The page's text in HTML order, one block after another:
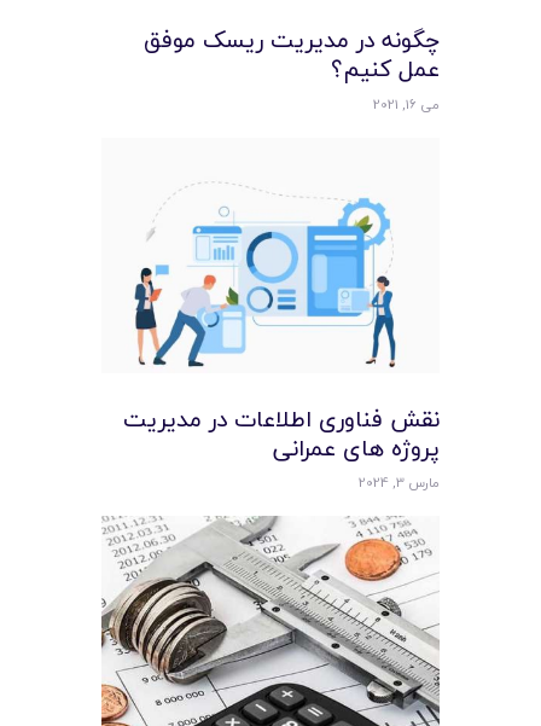
چگونه در مديريت ريسک موفق
عمل کنيم؟
می 16, 2021
نقش فناوری اطلاعات در مدیریت
پروژه های عمرانی
مارس 3, 2024